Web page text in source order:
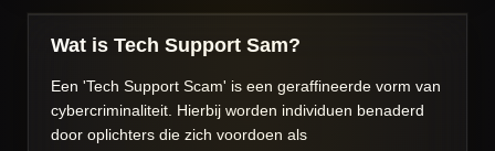
Wat is Tech Support Sam?
Een 'Tech Support Scam' is een geraffineerde vorm van
cybercriminaliteit. Hierbij worden individuen benaderd
door oplichters die zich voordoen als